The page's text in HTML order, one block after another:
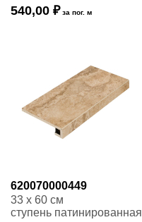
540,00 ₽ за пог. м
620070000449
33 x 60 см
ступень патинированная